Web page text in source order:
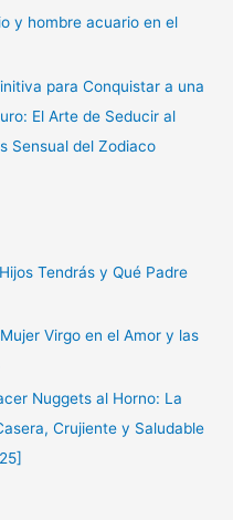
y hombre acuario en el
para Conquistar a una
El Arte de Seducir al
Sensual del Zodiaco
Tendrás y Qué Padre
Virgo en el Amor y las
Nuggets al Horno: La
Crujiente y Saludable